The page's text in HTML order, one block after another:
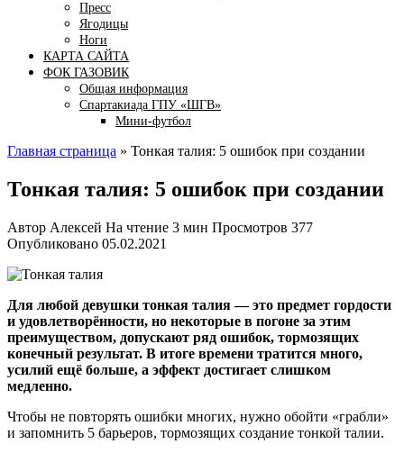
Пресс
Ягодицы
Ноги
КАРТА САЙТА
ФОК ГАЗОВИК
Общая информация
Спартакиада ГПУ «ШГВ»
Мини-футбол
Главная страница » Тонкая талия: 5 ошибок при создании
Тонкая талия: 5 ошибок при создании
Автор Алексей На чтение 3 мин Просмотров 377
Опубликовано 05.02.2021
Для любой девушки тонкая талия — это предмет гордости
и удовлетворённости, но некоторые в погоне за этим
преимуществом, допускают ряд ошибок, тормозящих
конечный результат. В итоге времени тратится много,
усилий ещё больше, а эффект достигает слишком
медленно.
Чтобы не повторять ошибки многих, нужно обойти «грабли»
и запомнить 5 барьеров, тормозящих создание тонкой талии.